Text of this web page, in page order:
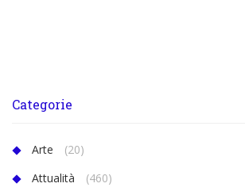
Categorie
Arte
(20)
Attualità
(460)